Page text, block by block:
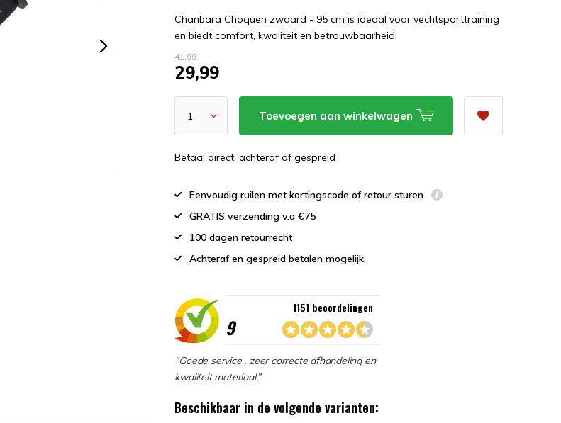
Chanbara Choquen zwaard - 95 cm is ideaal voor vechtsporttraining
en biedt comfort, kwaliteit en betrouwbaarheid.
41,99
29,99
Toevoegen aan winkelwagen
Betaal direct, achteraf of gespreid
Eenvoudig ruilen met kortingscode of retour sturen
GRATIS verzending v.a €75
100 dagen retourrecht
Achteraf en gespreid betalen mogelijk
9
1151 beoordelingen
“Goede service , zeer correcte afhandeling en
kwaliteit materiaal.”
Beschikbaar in de volgende varianten: